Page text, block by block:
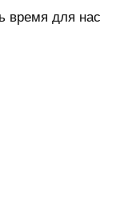
время для нас